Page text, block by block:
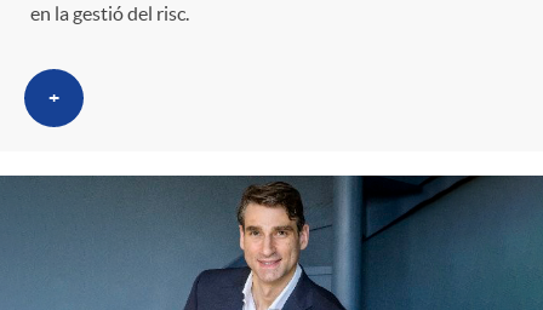
en la gestió del risc.
+